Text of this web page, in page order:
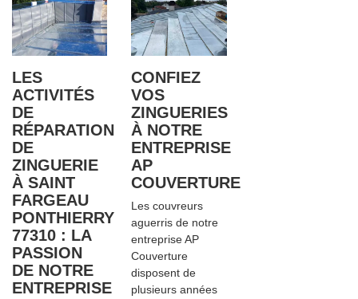
LES
ACTIVITÉS
DE
RÉPARATION
DE
ZINGUERIE
À SAINT
FARGEAU
PONTHIERRY
77310 : LA
PASSION
DE NOTRE
ENTREPRISE
CONFIEZ
VOS
ZINGUERIES
À NOTRE
ENTREPRISE
AP
COUVERTURE
Les couvreurs
aguerris de notre
entreprise AP
Couverture
disposent de
plusieurs années